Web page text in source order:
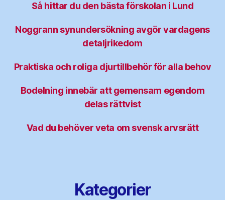
Så hittar du den bästa förskolan i Lund
Noggrann synundersökning avgör vardagens
detaljrikedom
Praktiska och roliga djurtillbehör för alla behov
Bodelning innebär att gemensam egendom
delas rättvist
Vad du behöver veta om svensk arvsrätt
Kategorier